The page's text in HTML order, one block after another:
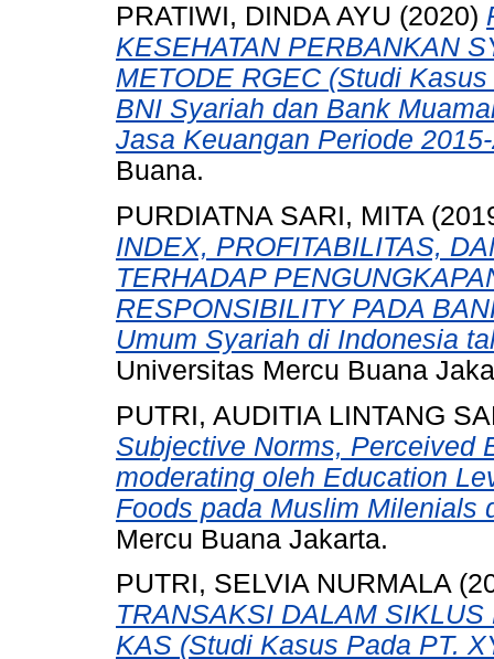
PRATIWI, DINDA AYU (2020)
KESEHATAN PERBANKAN
METODE RGEC (Studi
BNI Syariah dan Bank
Jasa Keuangan Periode
Buana.
PURDIATNA SARI, MITA
INDEX, PROFITABILITAS,
TERHADAP
RESPONSIBILITY PADA
Umum Syariah di Indonesia
Universitas Mercu Buana
PUTRI, AUDITIA LINTANG
Subjective Norms, Perceived
moderating oleh Education
Foods pada Muslim Milenials
Mercu Buana Jakarta.
PUTRI, SELVIA NURMALA
TRANSAKSI DALAM
KAS (Studi Kasus Pada PT.